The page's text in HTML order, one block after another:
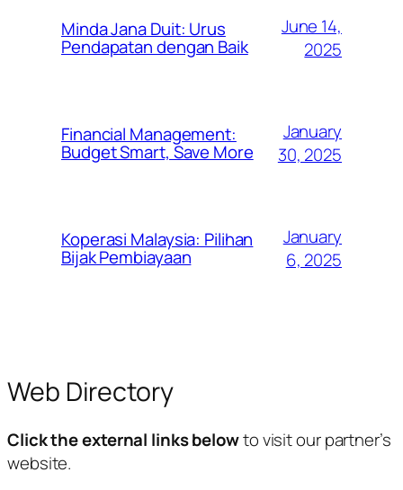
Minda Jana Duit: Urus
Pendapatan dengan Baik
June 14,
2025
Financial Management:
Budget Smart, Save More
January
30, 2025
Koperasi Malaysia: Pilihan
Bijak Pembiayaan
January
6, 2025
Web Directory
Click the external links belowto visit our partner’s
website.